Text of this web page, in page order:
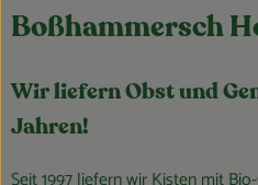
Boßhammersch
Wir liefern Obst und
Jahren!